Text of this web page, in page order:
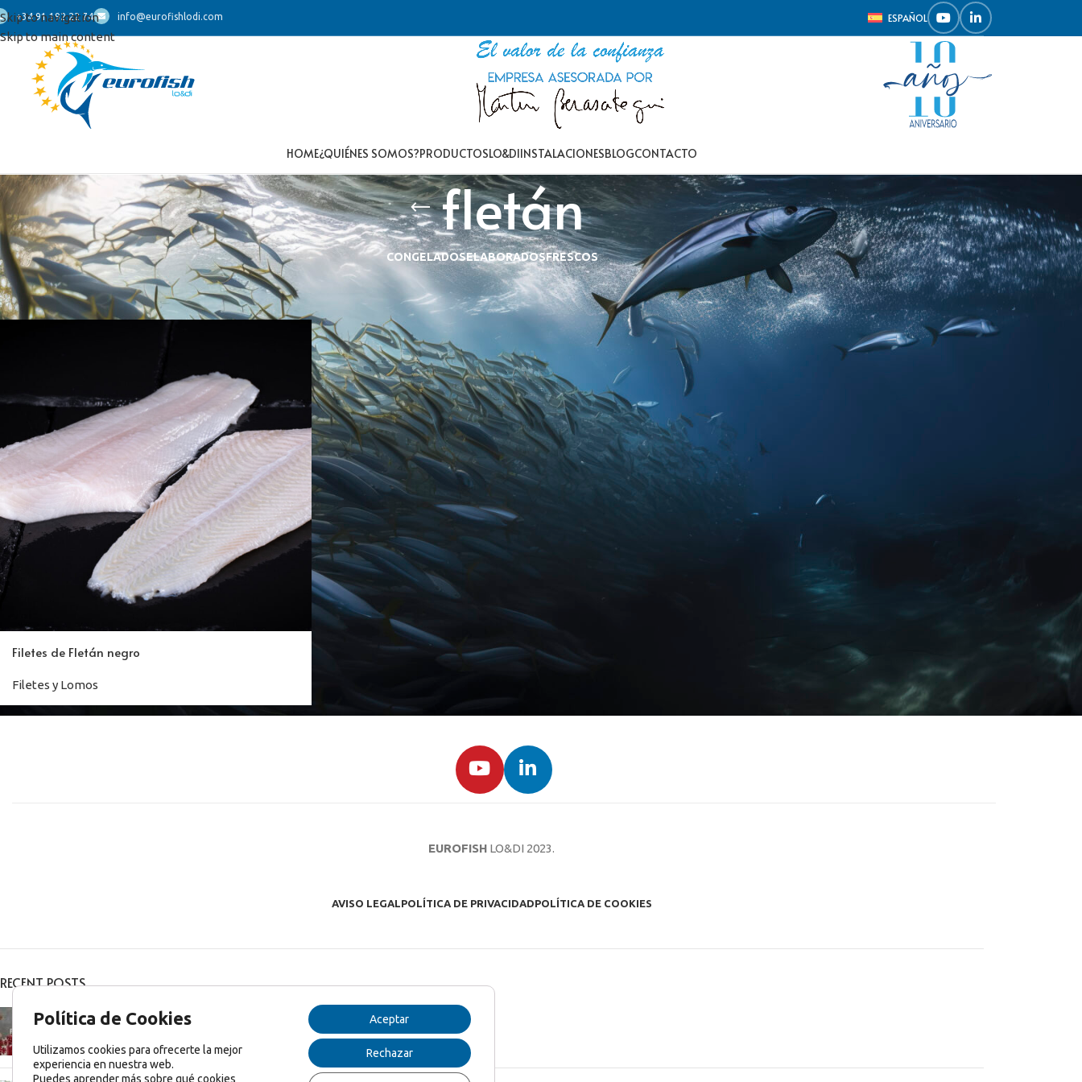
Skip to navigation
Skip to main content
+34 91 192 22 74 info@eurofishlodi.com ESPAÑOL
HOME¿QUIÉNES SOMOS?PRODUCTOSLO&DIINSTALACIONESBLOGCONTACTO
fletán
CONGELADOSELABORADOSFRESCOS
Inicio/Productos etiquetados “fletán” Mostrar 9 12 18 24
Filetes de Fletán negro
Filetes y Lomos
EUROFISH LO&DI 2023.
AVISO LEGAL POLÍTICA DE PRIVACIDADPOLÍTICA DE COOKIES
RECENT POSTS
Feliz Navidad y Feliz 2025!
Política de Cookies
Utilizamos cookies para ofrecerte la mejor
experiencia en nuestra web.
Puedes aprender más sobre qué cookies
Aceptar
Rechazar